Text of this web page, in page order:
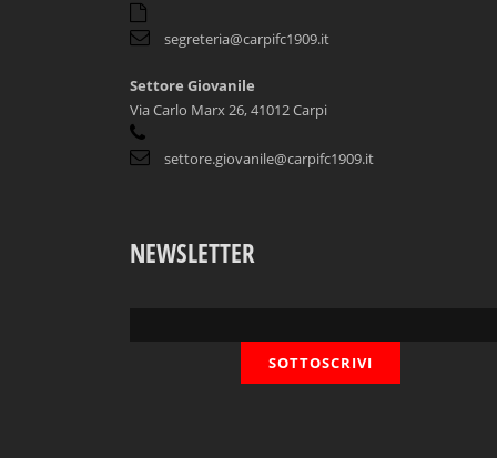
segreteria@carpifc1909.it
Settore Giovanile
Via Carlo Marx 26, 41012 Carpi
settore.giovanile@carpifc1909.it
NEWSLETTER